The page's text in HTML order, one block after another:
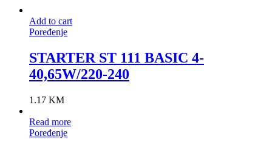
Add to cart
Poređenje
STARTER ST 111 BASIC 4-
40,65W/220-240
1.17 KM
Read more
Poređenje